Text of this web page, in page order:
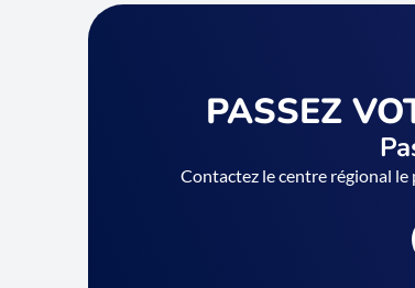
PASSEZ
Contactez le centre régional le